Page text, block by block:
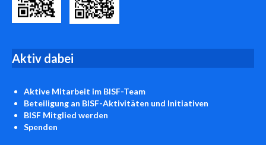
Aktiv dabei
Aktive Mitarbeit im BISF-Team
Beteiligung an BISF-Aktivitäten und Initiativen
BISF Mitglied werden
Spenden